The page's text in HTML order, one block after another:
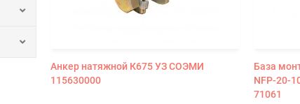
Анкер натяжной К675 УЗ СОЭМИ
115630000
База
NFP-20-
71061